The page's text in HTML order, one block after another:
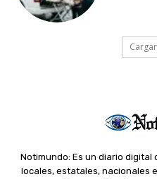
Notimundo: Es un diario
locales, estatales, nacionales